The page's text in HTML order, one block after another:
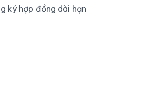
ký hợp đồng dài hạn